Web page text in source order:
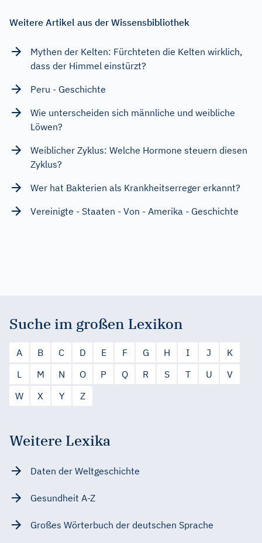
Weitere Artikel aus der Wissensbibliothek
Mythen der Kelten: Fürchteten die Kelten wirklich,
dass der Himmel einstürzt?
Peru - Geschichte
Wie unterscheiden sich männliche und weibliche
Löwen?
Weiblicher Zyklus: Welche Hormone steuern diesen
Zyklus?
Wer hat Bakterien als Krankheitserreger erkannt?
Vereinigte - Staaten - Von - Amerika - Geschichte
Suche im großen Lexikon
A B C D E F G H I J
K
L
M N O P Q R S T U
V
W
X Y Z
Weitere Lexika
Daten der Weltgeschichte
Gesundheit A-Z
Großes Wörterbuch der deutschen Sprache